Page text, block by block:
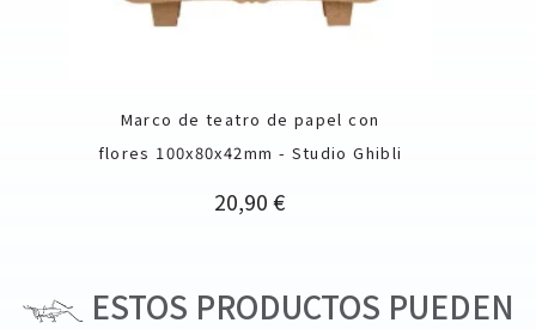
Marco de teatro de papel con
flores 100x80x42mm - Studio Ghibli
Precio
20,90 €
ESTOS PRODUCTOS PUEDEN